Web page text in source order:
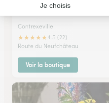
A Fleur de Pot
Contrexeville
★★★★★4.5 (22)
Route du Neufchâteau
Voir la boutique